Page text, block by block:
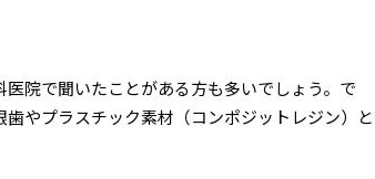
院で聞いたことがある方も多いでしょう。で
やプラスチック素材（コンポジットレジン）と